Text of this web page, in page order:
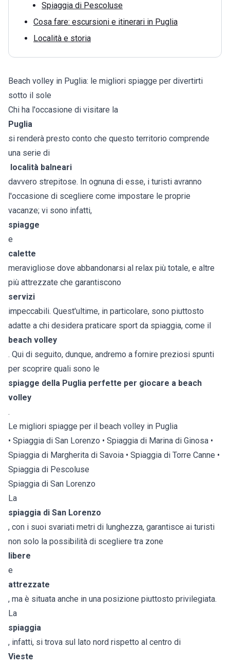
Spiaggia di Pescoluse
Cosa fare: escursioni e itinerari in Puglia
Località e storia
Beach volley in Puglia: le migliori spiagge per divertirti
sotto il sole
Chi ha l'occasione di visitare la
Puglia
si renderà presto conto che questo territorio comprende
una serie di
località balneari
davvero strepitose. In ognuna di esse, i turisti avranno
l'occasione di scegliere come impostare le proprie
vacanze; vi sono infatti,
spiagge
e
calette
meravigliose dove abbandonarsi al relax più totale, e altre
più attrezzate che garantiscono
servizi
impeccabili. Quest'ultime, in particolare, sono piuttosto
adatte a chi desidera praticare sport da spiaggia, come il
beach volley
. Qui di seguito, dunque, andremo a fornire preziosi spunti
per scoprire quali sono le
spiagge della Puglia perfette per giocare a beach
volley
.
Le migliori spiagge per il beach volley in Puglia
• Spiaggia di San Lorenzo • Spiaggia di Marina di Ginosa •
Spiaggia di Margherita di Savoia • Spiaggia di Torre Canne •
Spiaggia di Pescoluse
Spiaggia di San Lorenzo
La
spiaggia di San Lorenzo
, con i suoi svariati metri di lunghezza, garantisce ai turisti
non solo la possibilità di scegliere tra zone
libere
e
attrezzate
, ma è situata anche in una posizione piuttosto privilegiata.
La
spiaggia
, infatti, si trova sul lato nord rispetto al centro di
Vieste